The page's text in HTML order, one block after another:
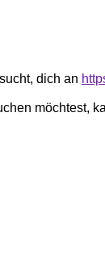
dich an
möchtest,